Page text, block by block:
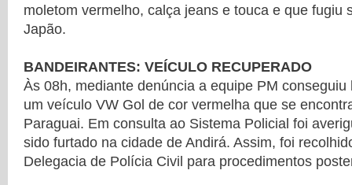
moletom vermelho, calça jeans e touca e que fugiu
Japão.
BANDEIRANTES: VEÍCULO RECUPERADO
Às 08h, mediante denúncia a equipe PM
um veículo VW Gol de cor vermelha que se
Paraguai. Em consulta ao Sistema Policial foi
sido furtado na cidade de Andirá. Assim, foi
Delegacia de Polícia Civil para procedimentos